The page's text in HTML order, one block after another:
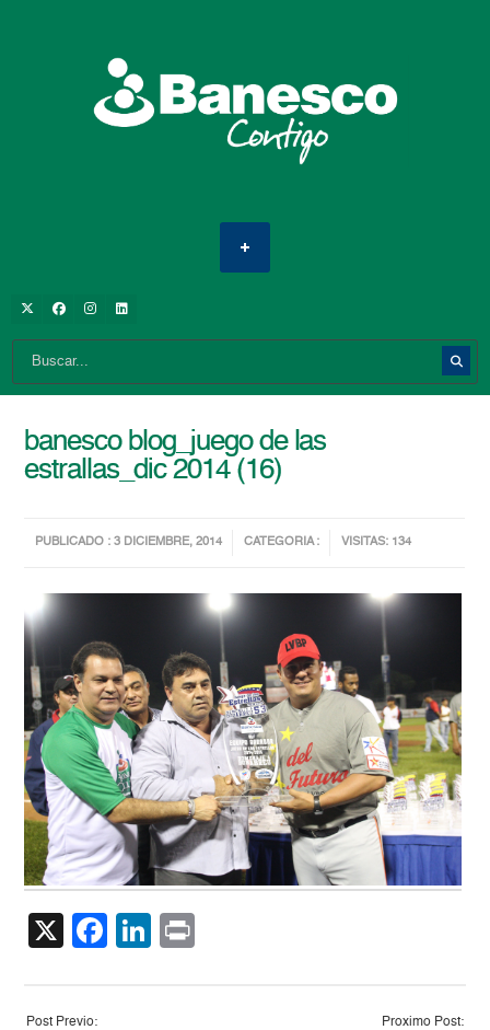
banesco blog_juego de las
estrallas_dic 2014 (16)
PUBLICADO : 3 DICIEMBRE, 2014 CATEGORIA : VISITAS: 134
X Facebook
LinkedIn
Post Previo: Proximo Post: